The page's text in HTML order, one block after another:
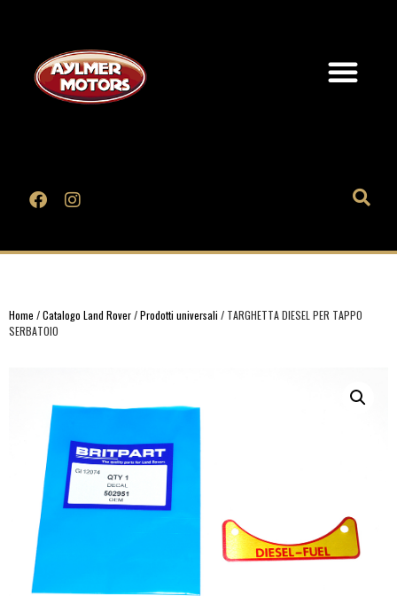
Home /Catalogo Land Rover/Prodotti universali / TARGHETTA DIESEL PER TAPPO
SERBATOIO